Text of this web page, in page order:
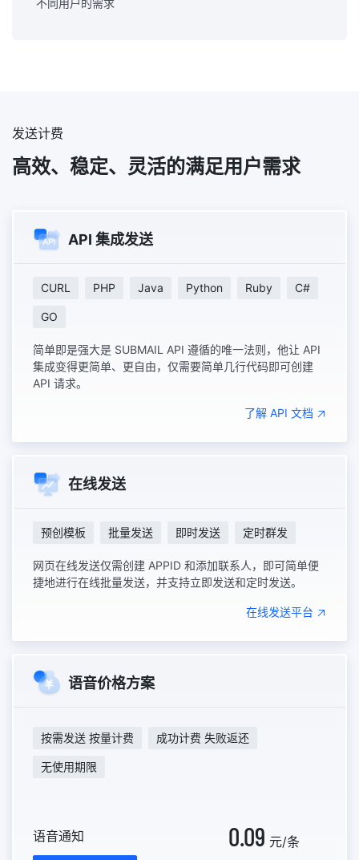
不同用户的需求
发送计费
高效、稳定、灵活的满足用户需求
API 集成发送
CURL PHP Java Python Ruby C#
GO
简单即是强大是 SUBMAIL API 遵循的唯一法则，他让 API
集成变得更简单、更自由，仅需要简单几行代码即可创建
API 请求。
了解 API 文档
在线发送
预创模板 批量发送 即时发送 定时群发
网页在线发送仅需创建 APPID 和添加联系人，即可简单便
捷地进行在线批量发送，并支持立即发送和定时发送。
在线发送平台
语音价格方案
按需发送 按量计费 成功计费 失败返还
无使用期限
语音通知 0.09 元/条